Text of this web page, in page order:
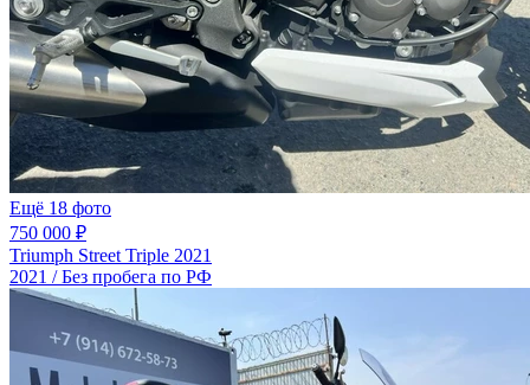
Ещё 18 фото
750 000 ₽
Triumph Street Triple 2021
2021 / Без пробега по РФ